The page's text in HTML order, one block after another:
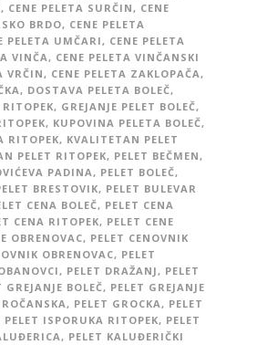
, CENE PELETA SURČIN, CENE
BRDO, CENE PELETA
PELETA UMČARI, CENE PELETA
VINČA, CENE PELETA VINČANSKI
VRČIN, CENE PELETA ZAKLOPAČA,
, DOSTAVA PELETA BOLEČ,
, GREJANJE PELET BOLEČ,
, KUPOVINA PELETA BOLEČ,
RITOPEK, KVALITETAN PELET
PELET RITOPEK, PELET BEČMEN,
PADINA, PELET BOLEČ,
BRESTOVIK, PELET BULEVAR
CENA BOLEČ, PELET CENA
CENA RITOPEK, PELET CENE
OBRENOVAC, PELET CENOVNIK
OBRENOVAC, PELET
, PELET DRAŽANJ, PELET
GREJANJE BOLEČ, PELET GREJANJE
, PELET GROCKA, PELET
PELET ISPORUKA RITOPEK, PELET
, PELET KALUĐERIČKI